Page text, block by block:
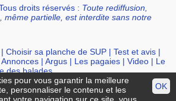
droits réservés : Toute rediffusion,
même partielle, est interdite sans notre
|Choisir sa planche de SUP |Test et avis |
|Argus | Les pagaies |Video | Le
des balades
et Magasins pour acheter un SUP
Points
de SUP
OK
pour vous garantir la meilleure
personnaliser le contenu et les